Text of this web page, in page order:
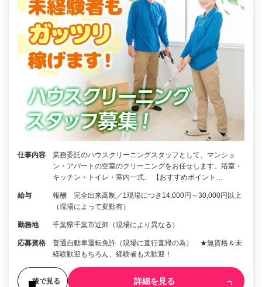
仕事内容
業務委託のハウスクリーニングスタッフとして、マンショ
ン・アパートの空室のクリーニングをお任せします。浴室・
キッチン・トイレ・室内一式。 【おすすめポイント…
給与
報酬 完全出来高制／1現場につき14,000円～30,000円以上
（現場によって変動有）
勤務地 千葉県千葉市近郊（現場により異なる）
応募資格
普通自動車運転免許（現場に直行直帰の為） ★無資格＆未
経験歓迎もちろん、経験者も大歓迎！
後で見る 詳細を見る